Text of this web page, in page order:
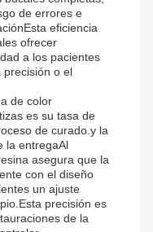
de errores e
eficiencia
ofrecer
a los pacientes
precisión o el
de color
es su tasa de
de curado.y la
la entregaAl
asegura que la
con el diseño
un ajuste
precisión es
de la